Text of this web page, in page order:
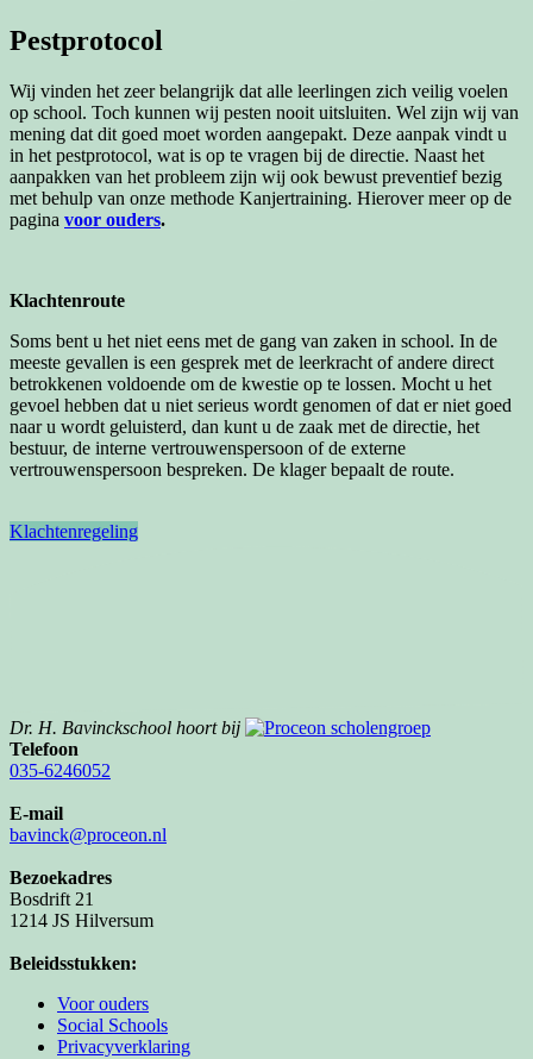
Pestprotocol
Wij vinden het zeer belangrijk dat alle leerlingen zich veilig voelen
op school. Toch kunnen wij pesten nooit uitsluiten. Wel zijn wij van
mening dat dit goed moet worden aangepakt. Deze aanpak vindt u
in het pestprotocol, wat is op te vragen bij de directie. Naast het
aanpakken van het probleem zijn wij ook bewust preventief bezig
met behulp van onze methode Kanjertraining. Hierover meer op de
pagina voor ouders.
Klachtenroute
Soms bent u het niet eens met de gang van zaken in school. In de
meeste gevallen is een gesprek met de leerkracht of andere direct
betrokkenen voldoende om de kwestie op te lossen. Mocht u het
gevoel hebben dat u niet serieus wordt genomen of dat er niet goed
naar u wordt geluisterd, dan kunt u de zaak met de directie, het
bestuur, de interne vertrouwenspersoon of de externe
vertrouwenspersoon bespreken. De klager bepaalt de route.
Klachtenregeling
Dr. H. Bavinckschool hoort bij
Telefoon
035-6246052
E-mail
bavinck@proceon.nl
Bezoekadres
Bosdrift 21
1214 JS Hilversum
Beleidsstukken:
Voor ouders
Social Schools
Privacyverklaring